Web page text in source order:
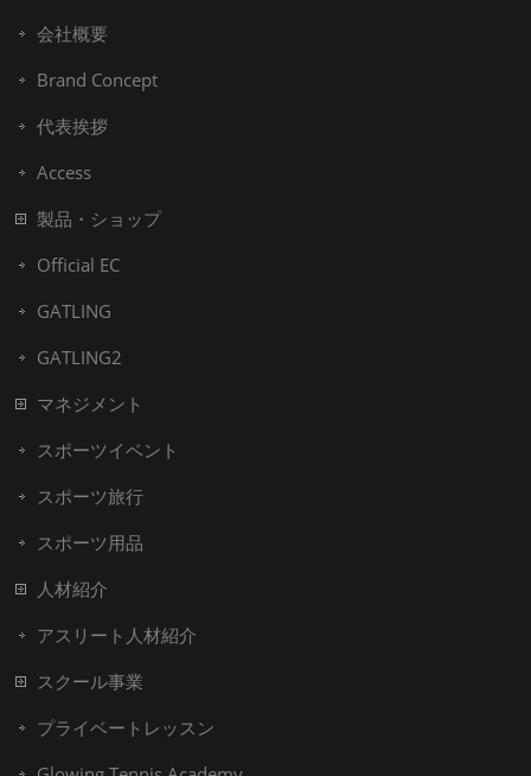
会社概要
Brand Concept
代表挨拶
Access
製品・ショップ
Official EC
GATLING
GATLING2
マネジメント
スポーツイベント
スポーツ旅行
スポーツ用品
人材紹介
アスリート人材紹介
スクール事業
プライベートレッスン